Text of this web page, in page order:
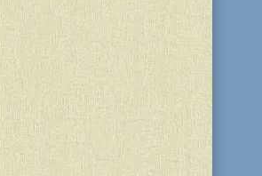
учебный год в еврейской
Авнер», которая в этом году
свой 15-ти летний юбилей.
узнали ребята,
сдружились. Будни и
проведённые в коллективе
научили их...